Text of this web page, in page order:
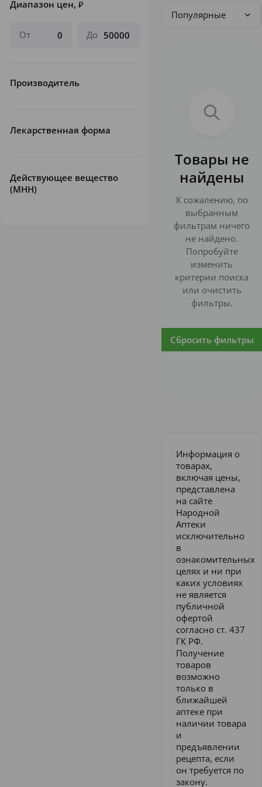
Диапазон цен, ₽
От До
Производитель
Лекарственная форма
Действующее вещество
(МНН)
Популярные
Товары не
найдены
К сожалению, по
выбранным
фильтрам ничего
не найдено.
Попробуйте
изменить
критерии поиска
или очистить
фильтры.
Сбросить фильтры
Информация о
товарах,
включая цены,
представлена
на сайте
Народной
Аптеки
исключительно
в
ознакомительных
целях и ни при
каких условиях
не является
публичной
офертой
согласно ст. 437
ГК РФ.
Получение
товаров
возможно
только в
ближайшей
аптеке при
наличии товара
и
предъявлении
рецепта, если
он требуется по
закону.